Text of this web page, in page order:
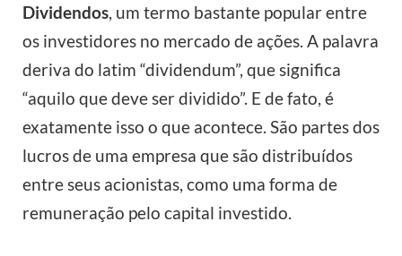
Dividendos, um termo bastante popular entre
os investidores no mercado de ações. A palavra
deriva do latim “dividendum”, que significa
“aquilo que deve ser dividido”. E de fato, é
exatamente isso o que acontece. São partes dos
lucros de uma empresa que são distribuídos
entre seus acionistas, como uma forma de
remuneração pelo capital investido.